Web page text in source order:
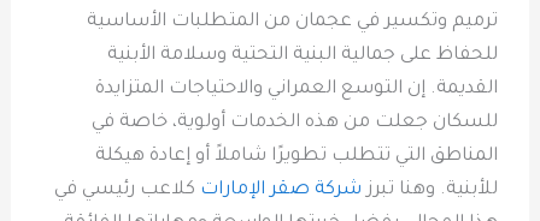
ترميم وتكسير في عجمان من المتطلبات الأساسية
للحفاظ على جمالية البنية التحتية وسلامة الأبنية
القديمة. إن التوسع العمراني والاحتياجات المتزايدة
للسكان جعلت من هذه الخدمات أولوية، خاصة في
المناطق التي تتطلب تطويرًا شاملاً أو إعادة هيكلة
للأبنية. وهنا تبرز شركة صقر الإمارات كلاعب رئيسي في